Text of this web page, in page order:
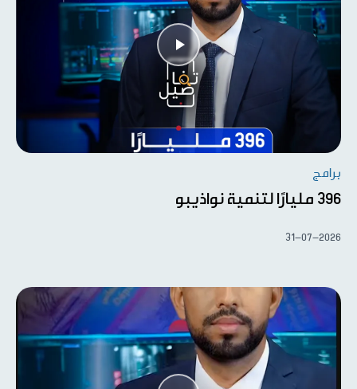
برامج
396 مليارًا لتنمية نواذيبو
31-07-2026